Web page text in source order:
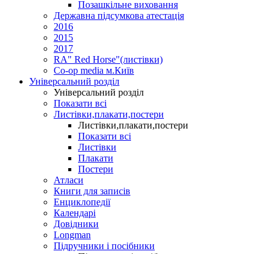
Позашкільне виховання
Державна підсумкова атестація
2016
2015
2017
RA" Red Horse"(листівки)
Co-op media м.Київ
Універсальний розділ
Універсальний розділ
Показати всі
Листівки,плакати,постери
Листівки,плакати,постери
Показати всі
Листівки
Плакати
Постери
Атласи
Книги для записів
Енциклопедії
Календарі
Довідники
Longman
Підручники і посібники